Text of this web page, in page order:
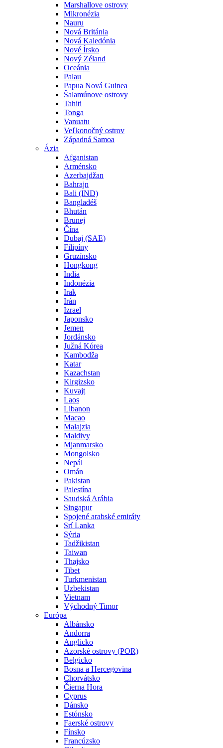
Marshallove ostrovy
Mikronézia
Nauru
Nová Británia
Nová Kaledónia
Nové Írsko
Nový Zéland
Oceánia
Palau
Papua Nová Guinea
Šalamúnove ostrovy
Tahiti
Tonga
Vanuatu
Veľkonočný ostrov
Západná Samoa
Ázia
Afganistan
Arménsko
Azerbajdžan
Bahrajn
Bali (IND)
Bangladéš
Bhután
Brunej
Čína
Dubaj (SAE)
Filipíny
Gruzínsko
Hongkong
India
Indonézia
Irak
Irán
Izrael
Japonsko
Jemen
Jordánsko
Južná Kórea
Kambodža
Katar
Kazachstan
Kirgizsko
Kuvajt
Laos
Libanon
Macao
Malajzia
Maldivy
Mjanmarsko
Mongolsko
Nepál
Omán
Pakistan
Palestína
Saudská Arábia
Singapur
Spojené arabské emiráty
Srí Lanka
Sýria
Tadžikistan
Taiwan
Thajsko
Tibet
Turkmenistan
Uzbekistan
Vietnam
Východný Timor
Európa
Albánsko
Andorra
Anglicko
Azorské ostrovy (POR)
Belgicko
Bosna a Hercegovina
Chorvátsko
Čierna Hora
Cyprus
Dánsko
Estónsko
Faerské ostrovy
Fínsko
Francúzsko